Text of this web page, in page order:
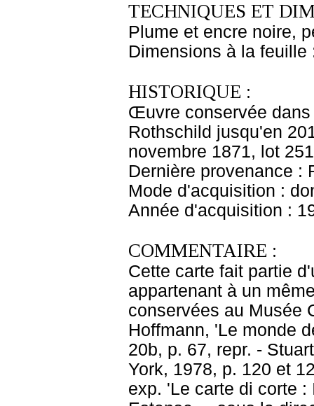
TECHNIQUES ET
Plume et encre noire,
Dimensions à la
HISTORIQUE :
Œuvre conservée dans
Rothschild jusqu'en
novembre 1871, lot
Dernière provenance :
Mode d'acquisition :
Année d'acquisition :
COMMENTAIRE :
Cette carte fait partie
appartenant à un
conservées au Musée
Hoffmann, 'Le monde
20b, p. 67, repr. -
York, 1978, p. 120 et
exp. 'Le carte di corte